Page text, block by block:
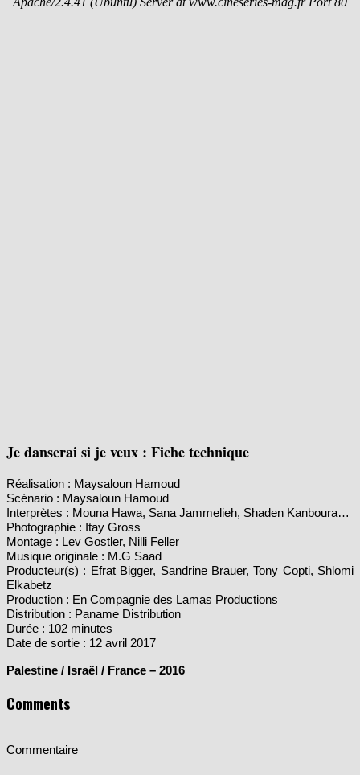
Je danserai si je veux : Fiche technique
Réalisation : Maysaloun Hamoud
Scénario : Maysaloun Hamoud
Interprètes : Mouna Hawa, Sana Jammelieh, Shaden Kanboura…
Photographie : Itay Gross
Montage : Lev Gostler, Nilli Feller
Musique originale : M.G Saad
Producteur(s) : Efrat Bigger, Sandrine Brauer, Tony Copti, Shlomi
Elkabetz
Production : En Compagnie des Lamas Productions
Distribution : Paname Distribution
Durée : 102 minutes
Date de sortie : 12 avril 2017
Palestine / Israël / France – 2016
Comments
Commentaire